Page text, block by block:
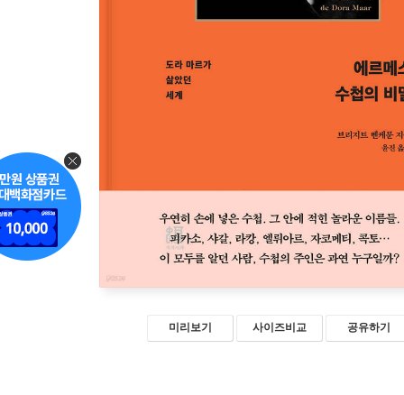
미리보기 사이즈비교 공유하기